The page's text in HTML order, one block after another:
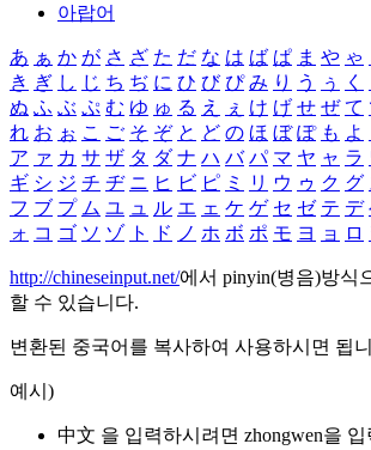
아랍어
あ ぁ か が さ ざ た だ な は ば ぱ ま や ゃ
き ぎ し じ ち ぢ に ひ び ぴ み り う ぅ く
ぬ ふ ぶ ぷ む ゆ ゅ る え ぇ け げ せ ぜ て
れ お ぉ こ ご そ ぞ と ど の ほ ぼ ぽ も よ
ア ァ カ サ ザ タ ダ ナ ハ バ パ マ ヤ ャ ラ
ギ シ ジ チ ヂ ニ ヒ ビ ピ ミ リ ウ ゥ ク グ
フ ブ プ ム ユ ュ ル エ ェ ケ ゲ セ ゼ テ デ
ォ コ ゴ ソ ゾ ト ド ノ ホ ボ ポ モ ヨ ョ ロ
http://chineseinput.net/에서 pinyin(병음)방식
할 수 있습니다.
변환된 중국어를 복사하여 사용하시면 됩
예시)
中文 을 입력하시려면 zhongwen을 입